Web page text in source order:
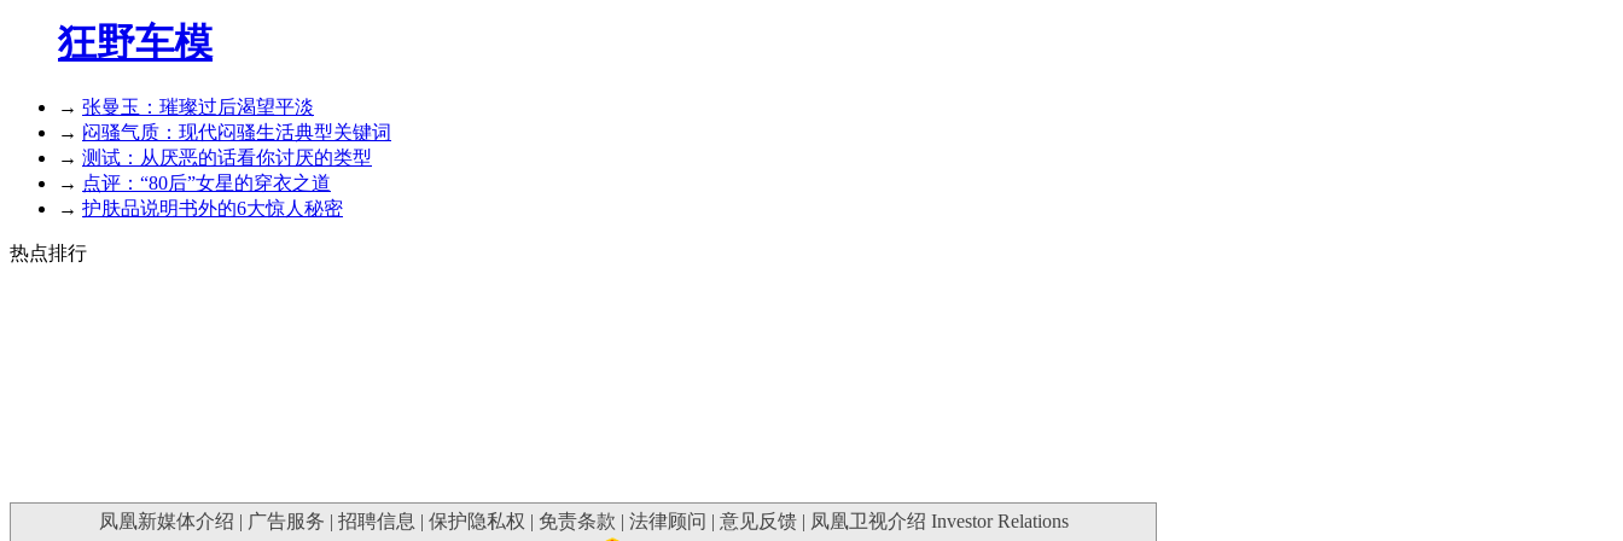
狂野车模
→ 张曼玉：璀璨过后渴望平淡
→ 闷骚气质：现代闷骚生活典型关键词
→ 测试：从厌恶的话看你讨厌的类型
→ 点评：“80后”女星的穿衣之道
→ 护肤品说明书外的6大惊人秘密
热点排行
凤凰新媒体介绍 | 广告服务 | 招聘信息 | 保护隐私权 | 免责条款 | 法律顾问 | 意见反馈| 凤凰卫视介绍 Investor Relations